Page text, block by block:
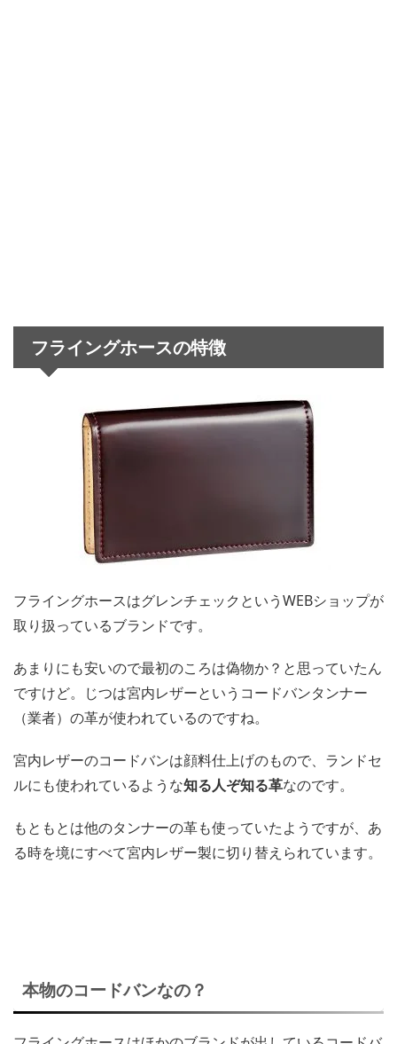
フライングホースの特徴
フライングホースはグレンチェックというWEBショップが
取り扱っているブランドです。
あまりにも安いので最初のころは偽物か？と思っていたん
ですけど。じつは宮内レザーというコードバンタンナー
（業者）の革が使われているのですね。
宮内レザーのコードバンは顔料仕上げのもので、ランドセ
ルにも使われているような知る人ぞ知る革なのです。
もともとは他のタンナーの革も使っていたようですが、あ
る時を境にすべて宮内レザー製に切り替えられています。
本物のコードバンなの？